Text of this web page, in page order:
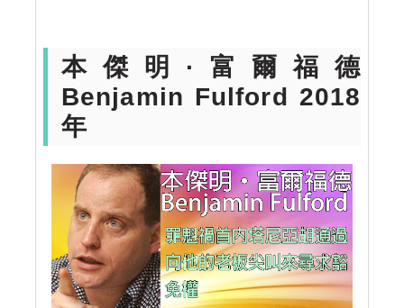
本傑明·富爾福德
Benjamin Fulford 2018
年